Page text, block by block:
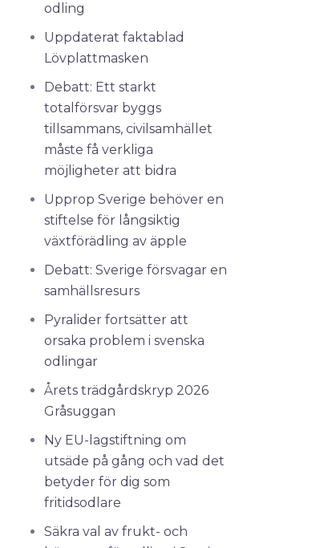
odling
Uppdaterat faktablad
Lövplattmasken
Debatt: Ett starkt
totalförsvar byggs
tillsammans, civilsamhället
måste få verkliga
möjligheter att bidra
Upprop Sverige behöver en
stiftelse för långsiktig
växtförädling av äpple
Debatt: Sverige försvagar en
samhällsresurs
Pyralider fortsätter att
orsaka problem i svenska
odlingar
Årets trädgårdskryp 2026
Gråsuggan
Ny EU-lagstiftning om
utsäde på gång och vad det
betyder för dig som
fritidsodlare
Säkra val av frukt- och